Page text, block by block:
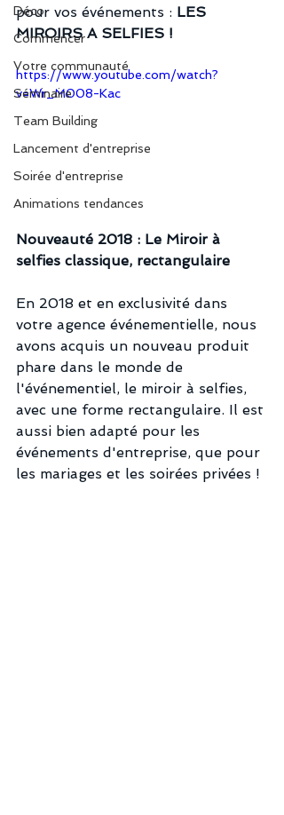
Déco
Commencer
Votre communauté
Séminaire
Team Building
Lancement d'entreprise
Soirée d'entreprise
Animations tendances
pour vos événements : LES
MIROIRS A SELFIES !
https://www.youtube.com/watch?
v=Wr_M008-Kac
Nouveauté 2018 : Le Miroir à
selfies classique, rectangulaire
En 2018 et en exclusivité dans
votre agence événementielle, nous
avons acquis un nouveau produit
phare dans le monde de
l'événementiel, le miroir à selfies,
avec une forme rectangulaire. Il est
aussi bien adapté pour les
événements d'entreprise, que pour
les mariages et les soirées privées !